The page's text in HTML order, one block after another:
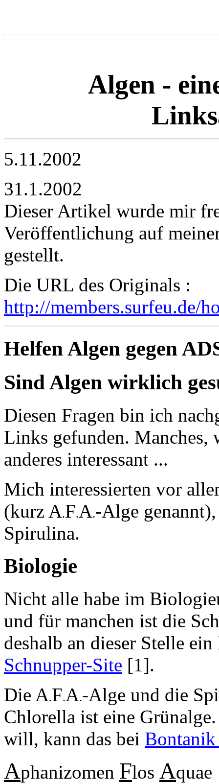
Algen -
5.11.2002
31.1.2002
Dieser Artikel wurde mir
Veröffentlichung auf
gestellt.
Die URL des Originals :
http://members.surfeu.de/
Helfen Algen gegen
Sind Algen wirklich
Diesen Fragen bin ich
Links gefunden. Manches,
anderes interessant ...
Mich interessierten vor
(kurz A.F.A.-Alge
Spirulina.
Biologie
Nicht alle habe im
und für manchen ist die
deshalb an dieser Stelle
Schnupper-Site [1].
Die A.F.A.-Alge und die
Chlorella ist eine
will, kann das bei
Aphanizomen Flos Aquae